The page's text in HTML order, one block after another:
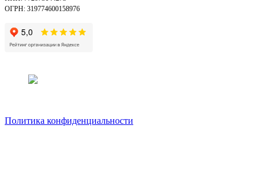
ОГРН: 319774600158976
Политика конфиденциальности